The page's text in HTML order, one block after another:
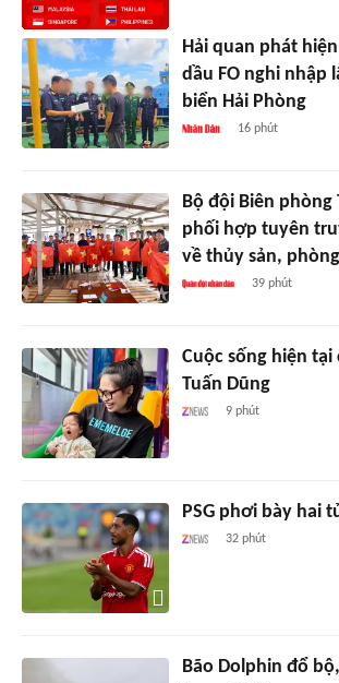
Hải quan phát
dầu FO nghi nhập
biển Hải Phòng
16 phút
Bộ đội Biên phòng
phối hợp tuyên
về thủy sản,
39 phút
Cuộc sống hiện tại
Tuấn Dũng
9 phút
PSG phơi bày hai
32 phút
Bão Dolphin đổ